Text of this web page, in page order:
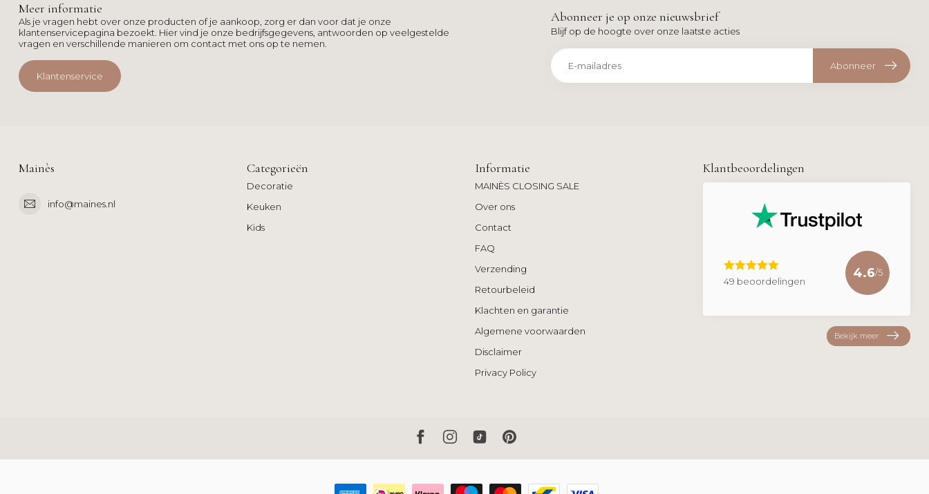
Meer informatie
Als je vragen hebt over onze producten of je aankoop, zorg er dan voor dat je onze
klantenservicepagina bezoekt. Hier vind je onze bedrijfsgegevens, antwoorden op veelgestelde
vragen en verschillende manieren om contact met ons op te nemen.
Klantenservice
Abonneer je op onze nieuwsbrief
Blijf op de hoogte over onze laatste acties
Abonneer
Mainès
info@maines.nl
Categorieën
Decoratie
Keuken
Kids
Informatie
MAINÈS CLOSING SALE
Over ons
Contact
FAQ
Verzending
Retourbeleid
Klachten en garantie
Algemene voorwaarden
Disclaimer
Privacy Policy
Klantbeoordelingen
49 beoordelingen
4.6/5
Bekijk meer